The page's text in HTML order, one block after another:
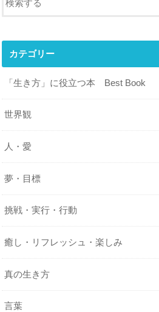
カテゴリー
「生き方」に役立つ本 Best Book
世界観
人・愛
夢・目標
挑戦・実行・行動
癒し・リフレッシュ・楽しみ
真の生き方
言葉